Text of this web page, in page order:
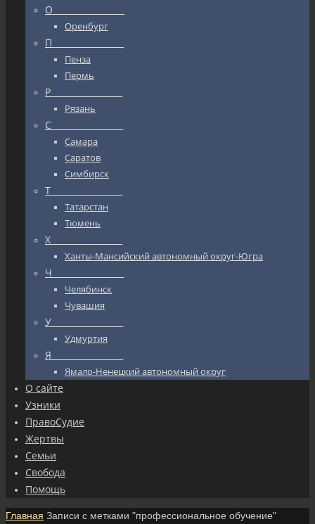
О_________________
Оренбург
П_________________
Пенза
Пермь
Р_________________
Рязань
С_________________
Самара
Саратов
Симбирск
Т_________________
Татарстан
Тюмень
Х_________________
Ханты-Мансийский автономный округ-Югра
Ч_________________
Челябинск
Чувашия
У_________________
Удмуртия
Я_________________
Ямало-Ненецкий автономный округ
О сайте
Узники
ПравоСудие
Жертвы
Семьи
Свобода
Помощь
Главная Записи с метками "профессиональное обучение"